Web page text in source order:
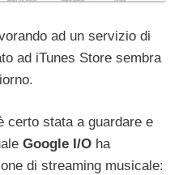
ad un servizio di
ad iTunes Store sembra
certo stata a guardare e
Google I/O ha
di streaming musicale: